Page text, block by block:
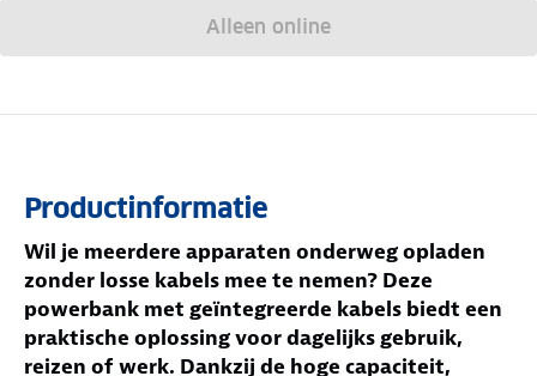
Alleen online
Productinformatie
Wil je meerdere apparaten onderweg opladen
zonder losse kabels mee te nemen? Deze
powerbank met geïntegreerde kabels biedt een
praktische oplossing voor dagelijks gebruik,
reizen of werk. Dankzij de hoge capaciteit,